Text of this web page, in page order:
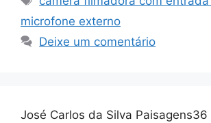
microfone externo
Deixe um comentário
José Carlos da Silva Paisagens36